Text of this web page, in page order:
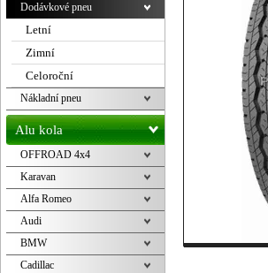
Dodávkové pneu
Letní
Zimní
Celoroční
Nákladní pneu
Alu kola
OFFROAD 4x4
Karavan
Alfa Romeo
Audi
BMW
Cadillac